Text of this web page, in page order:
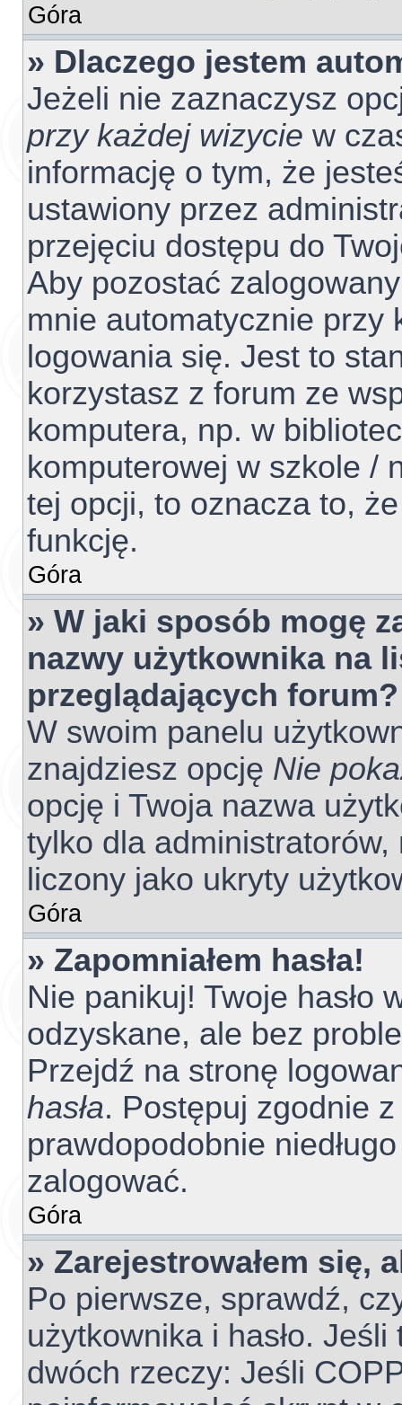
Góra
» Dlaczego jestem
Jeżeli nie zaznaczysz
przy każdej wizycie w
informację o tym, że
ustawiony przez
przejęciu dostępu do
Aby pozostać
mnie automatycznie przy
logowania się. Jest to
korzystasz z forum ze
komputera, np. w
komputerowej w szkole /
tej opcji, to oznacza to,
funkcję.
Góra
» W jaki sposób mogę
nazwy użytkownika na
przeglądających forum?
W swoim panelu
znajdziesz opcję Nie
opcję i Twoja nazwa
tylko dla
liczony jako ukryty
Góra
» Zapomniałem hasła!
Nie panikuj! Twoje hasło
odzyskane, ale bez
Przejdź na stronę
hasła. Postępuj zgodnie
prawdopodobnie
zalogować.
Góra
» Zarejestrowałem się,
Po pierwsze, sprawdź,
użytkownika i hasło.
dwóch rzeczy: Jeśli